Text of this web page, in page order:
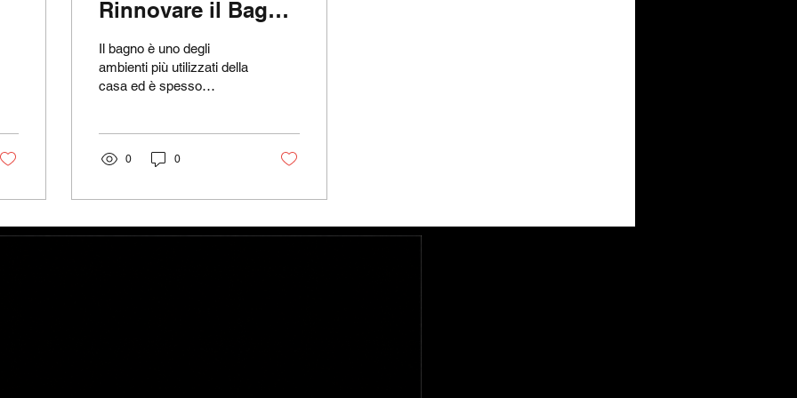
Rinnovare il Bagno
Senza Spendere
una Fortuna”
Il bagno è uno degli
ambienti più utilizzati della
casa ed è spesso
0 0